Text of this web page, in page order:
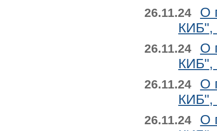
26.11.24
О
КИБ",
26.11.24
О
КИБ",
26.11.24
О
КИБ",
26.11.24
О